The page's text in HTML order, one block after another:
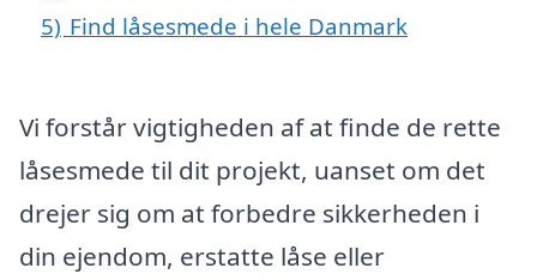
5) Find låsesmede i hele Danmark
Vi forstår vigtigheden af at finde de rette
låsesmede til dit projekt, uanset om det
drejer sig om at forbedre sikkerheden i
din ejendom, erstatte låse eller